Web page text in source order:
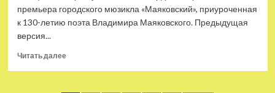
россиян
премьера городского мюзикла «Маяковский», приуроченная
к 130-летию поэта Владимира Маяковского. Предыдущая
версия...
Читать далееПрочитать